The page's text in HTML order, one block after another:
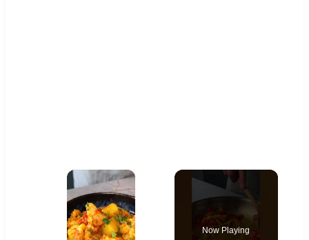
×
Now Playing